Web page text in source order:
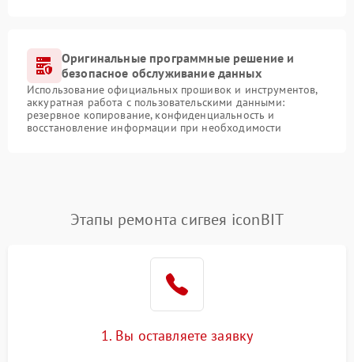
Оригинальные программные решение и
безопасное обслуживание данных
Использование официальных прошивок и инструментов,
аккуратная работа с пользовательскими данными:
резервное копирование, конфиденциальность и
восстановление информации при необходимости
Этапы ремонта сигвея iconBIT
1. Вы оставляете заявку